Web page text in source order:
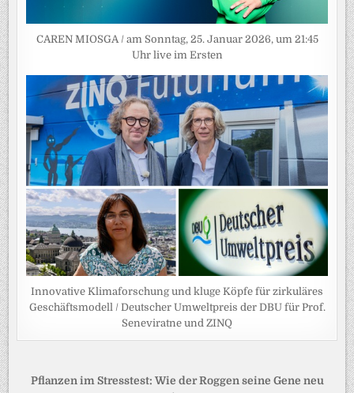
CAREN MIOSGA / am Sonntag, 25. Januar 2026, um 21:45
Uhr live im Ersten
Innovative Klimaforschung und kluge Köpfe für zirkuläres
Geschäftsmodell / Deutscher Umweltpreis der DBU für Prof.
Seneviratne und ZINQ
Beitragsnavigation
Pflanzen im Stresstest: Wie der Roggen seine Gene neu